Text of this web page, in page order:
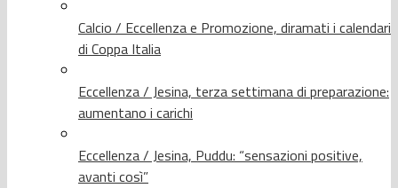
Calcio / Eccellenza e Promozione, diramati i calendari
di Coppa Italia
Eccellenza / Jesina, terza settimana di preparazione:
aumentano i carichi
Eccellenza / Jesina, Puddu: “sensazioni positive,
avanti così”